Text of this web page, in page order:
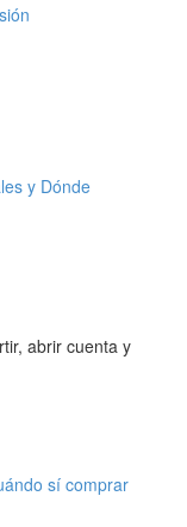
y Dónde
abrir cuenta y
sí comprar